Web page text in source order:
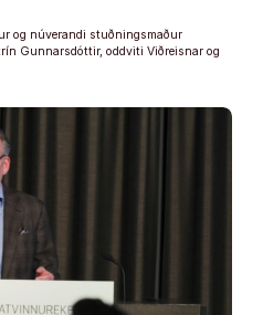
og núverandi stuðningsmaður
Gunnarsdóttir, oddviti Viðreisnar og